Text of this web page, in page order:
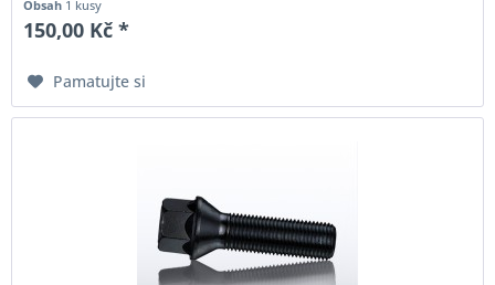
Obsah 1 kusy
150,00 Kč *
Pamatujte si